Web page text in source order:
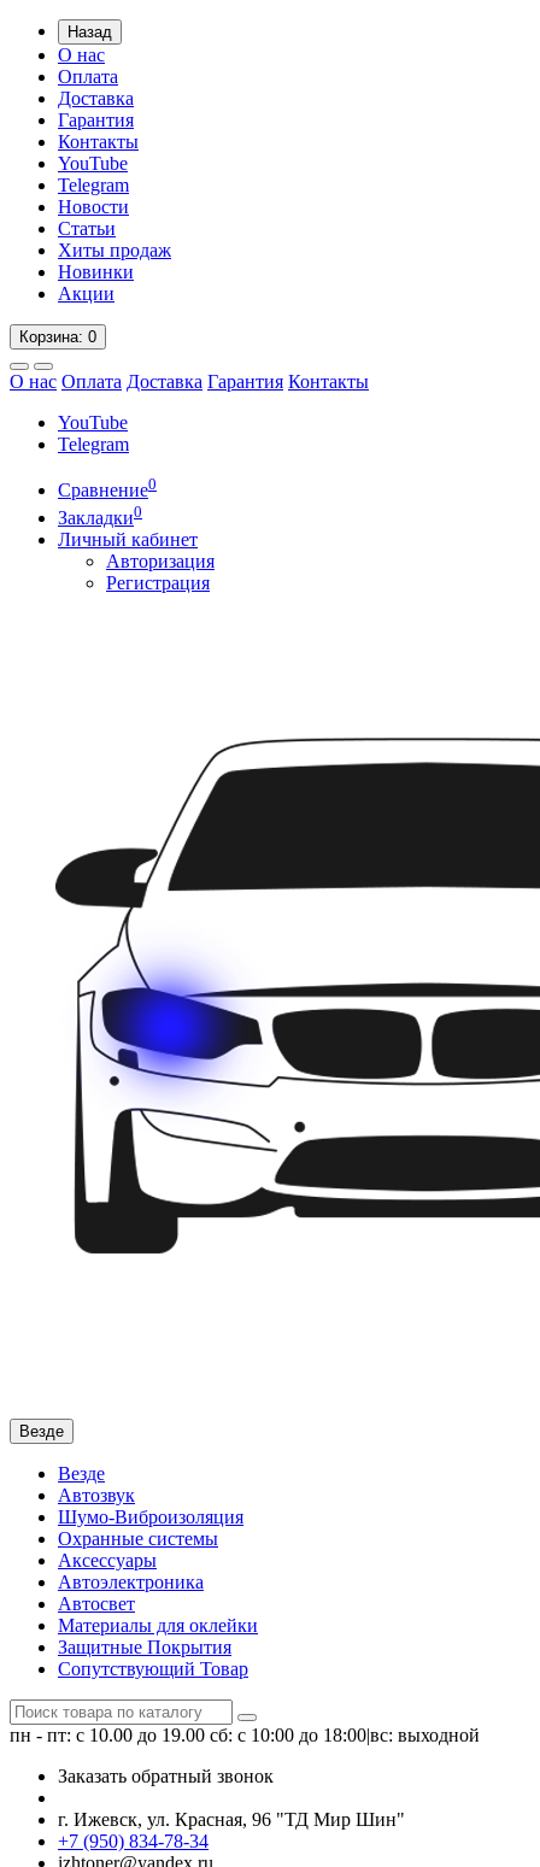
Назад
О нас
Оплата
Доставка
Гарантия
Контакты
YouTube
Telegram
Новости
Статьи
Хиты продаж
Новинки
Акции
Корзина: 0
О нас Оплата Доставка Гарантия Контакты
YouTube
Telegram
Сравнение0
Закладки0
Личный кабинет
Авторизация
Регистрация
Везде
Везде
Автозвук
Шумо-Виброизоляция
Охранные системы
Аксессуары
Автоэлектроника
Автосвет
Материалы для оклейки
Защитные Покрытия
Сопутствующий Товар
пн - пт: с 10.00 до 19.00 сб: с 10:00 до 18:00|вс: выходной
Заказать обратный звонок
г. Ижевск, ул. Красная, 96 "ТД Мир Шин"
+7 (950) 834-78-34
izhtoner@yandex.ru